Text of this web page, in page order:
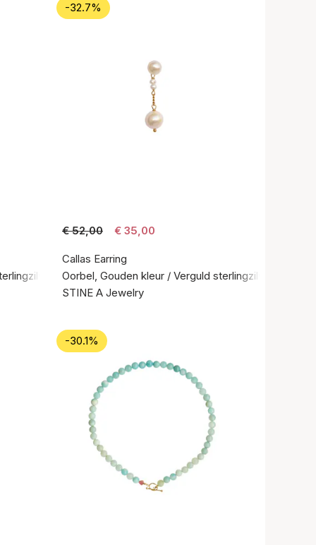
925
-32.7%
€ 52,00 € 35,00
Callas Earring
Oorbel, Gouden kleur / Verguld sterlingzilver 925
STINE A Jewelry
-30.1%